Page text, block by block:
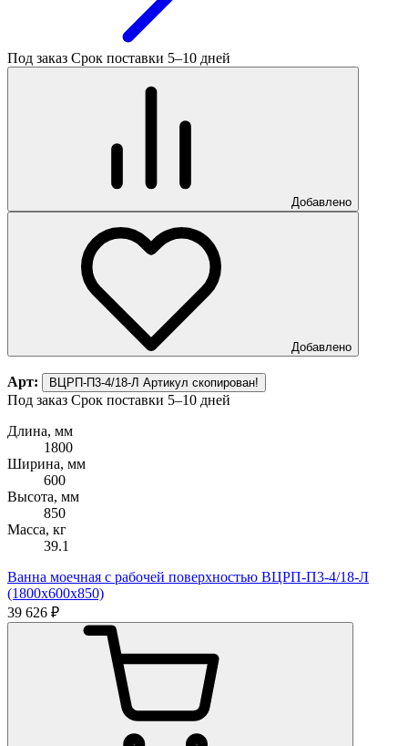
Под заказ Срок поставки 5–10 дней
Добавлено
Добавлено
Арт: ВЦРП-П3-4/18-Л Артикул скопирован!
Под заказ Срок поставки 5–10 дней
Длина, мм
1800
Ширина, мм
600
Высота, мм
850
Масса, кг
39.1
Ванна моечная с рабочей поверхностью ВЦРП-П3-4/18-Л
(1800х600х850)
39 626 ₽